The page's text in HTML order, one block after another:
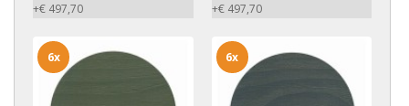
+€ 497,70
+€ 497,70
6x 6x